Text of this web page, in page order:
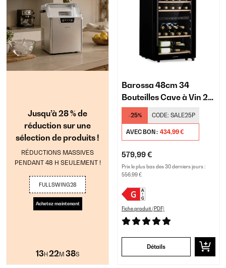
Jusqu’à 28 % de
réduction sur une
sélection de produits !
RÉDUCTIONS MASSIVES
PENDANT 48 H SEULEMENT !
FULLSWING28
Achetez maintenant
13H 22M 37S
Barossa 48cm 34
Bouteilles Cave à Vin 2
Zones Noir
-25% CODE: SALE25P
AVEC BON : 434,99 €
579,99 €
Prix le plus bas des 30 derniers jours :
556,99 €
Fiche produit (PDF)
Détails